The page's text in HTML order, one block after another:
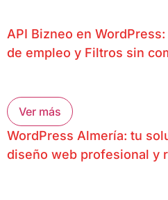
API Bizneo en
de empleo y Filtros sin
Ver más
WordPress Almería: tu
diseño web profesional y